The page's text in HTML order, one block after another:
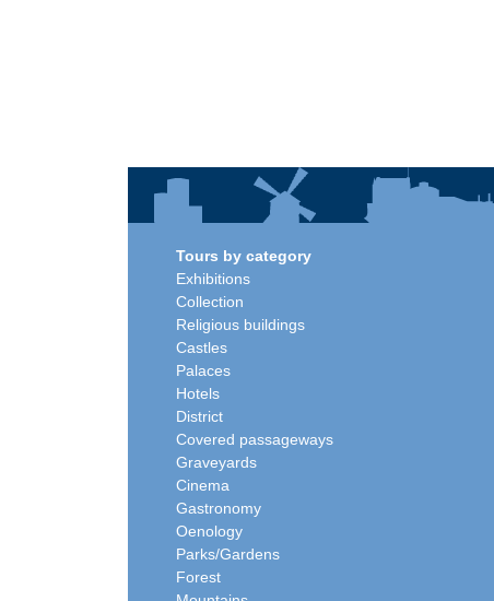
Tours by category
Exhibitions
Collection
Religious buildings
Castles
Palaces
Hotels
District
Covered passageways
Graveyards
Cinema
Gastronomy
Oenology
Parks/Gardens
Forest